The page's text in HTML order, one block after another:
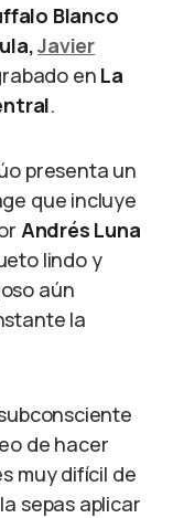
Blanco
Javier
en La
.
presenta un
que incluye
Andrés Luna
lindo y
aún
la
de hacer
muy difícil de
sepas aplicar